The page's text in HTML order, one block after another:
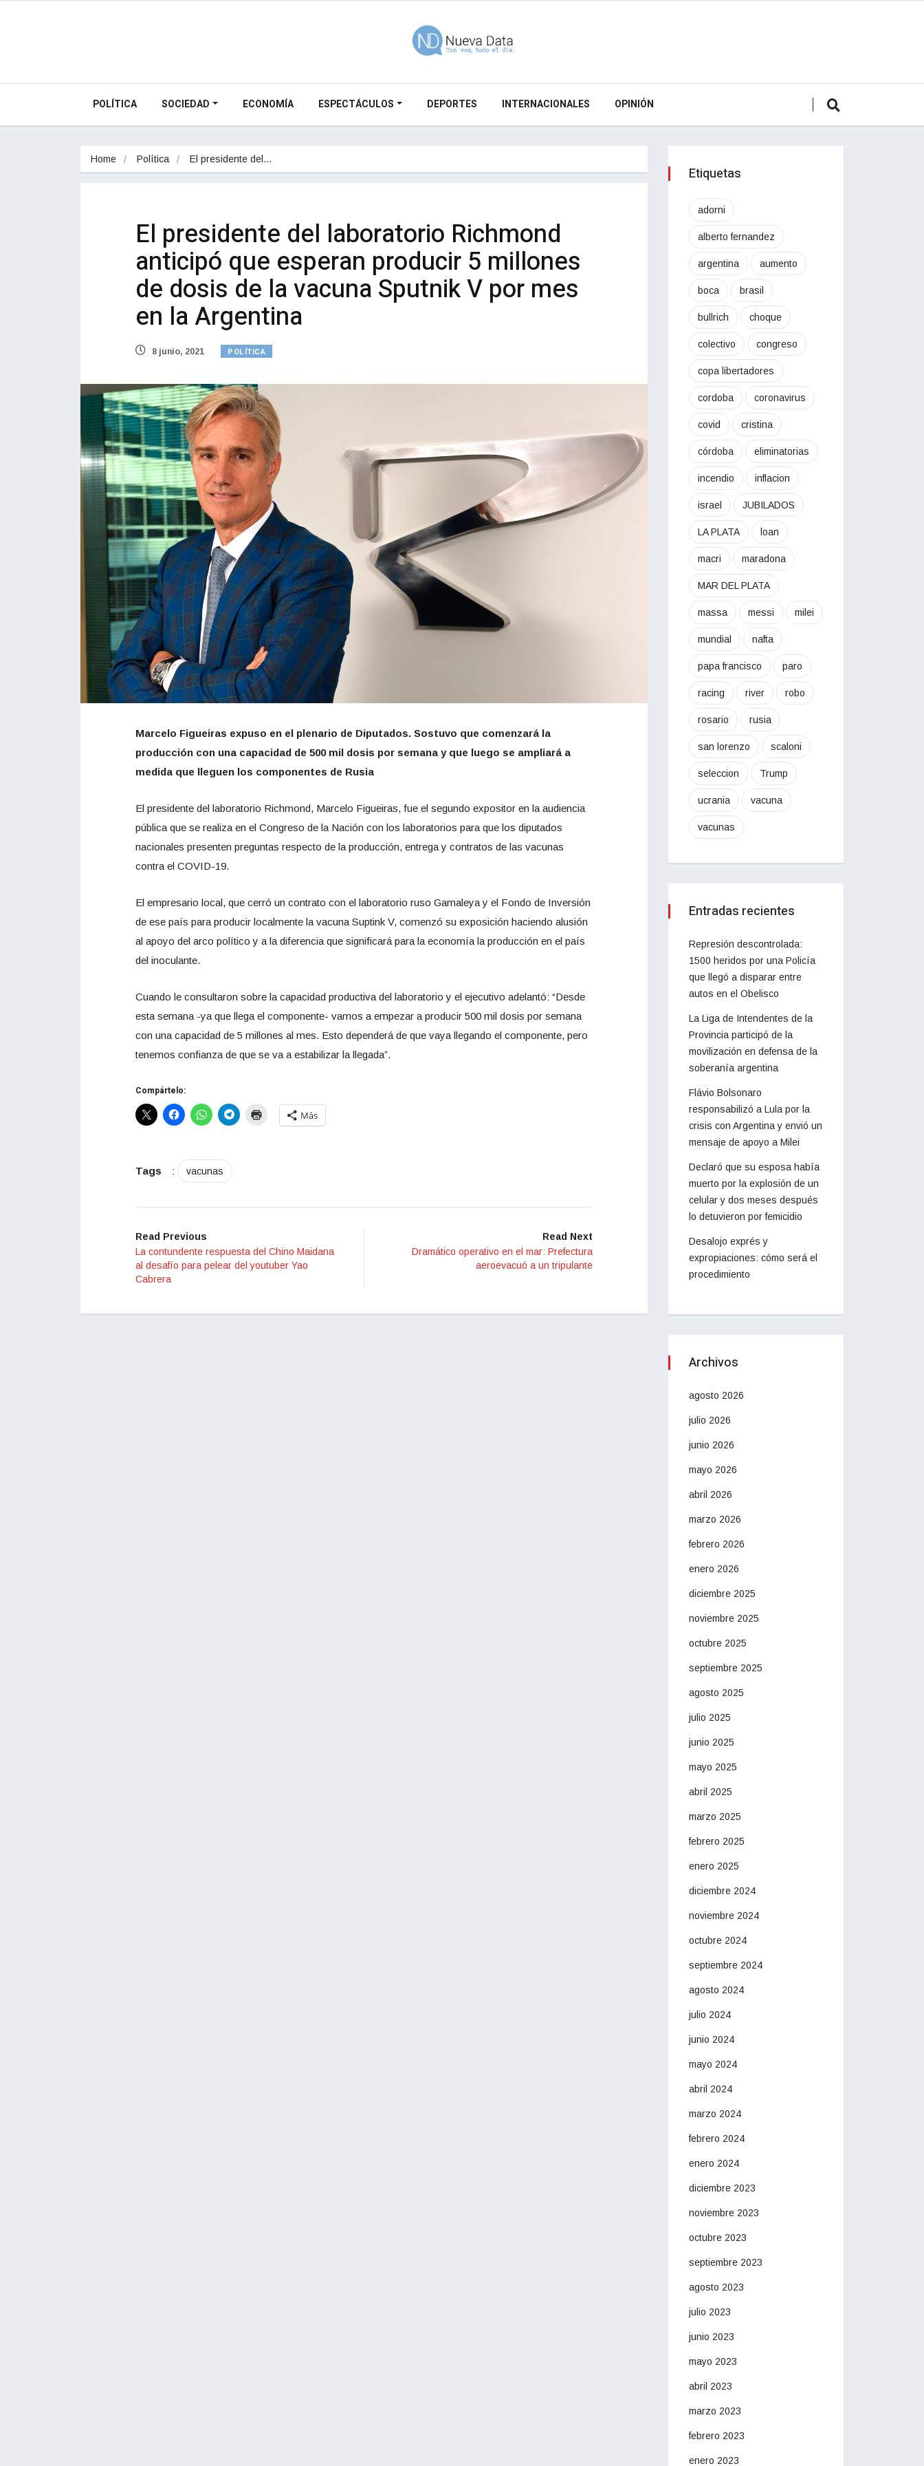
POLÍTICA SOCIEDAD ECONOMÍA ESPECTÁCULOS DEPORTES INTERNACIONALES OPINIÓN
Home Política El presidente del…
El presidente del laboratorio Richmond
anticipó que esperan producir 5 millones
de dosis de la vacuna Sputnik V por mes
en la Argentina
8 junio, 2021 POLÍTICA
Marcelo Figueiras expuso en el plenario de Diputados. Sostuvo que comenzará la
producción con una capacidad de 500 mil dosis por semana y que luego se ampliará a
medida que lleguen los componentes de Rusia
El presidente del laboratorio Richmond, Marcelo Figueiras, fue el segundo expositor en la audiencia
pública que se realiza en el Congreso de la Nación con los laboratorios para que los diputados
nacionales presenten preguntas respecto de la producción, entrega y contratos de las vacunas
contra el COVID-19.
El empresario local, que cerró un contrato con el laboratorio ruso Gamaleya y el Fondo de Inversión
de ese país para producir localmente la vacuna Suptink V, comenzó su exposición haciendo alusión
al apoyo del arco político y a la diferencia que significará para la economía la producción en el país
del inoculante.
Cuando le consultaron sobre la capacidad productiva del laboratorio y el ejecutivo adelantó: “Desde
esta semana -ya que llega el componente- vamos a empezar a producir 500 mil dosis por semana
con una capacidad de 5 millones al mes. Esto dependerá de que vaya llegando el componente, pero
tenemos confianza de que se va a estabilizar la llegada”.
Compártelo:
Más
Tags : vacunas
Read Previous
La contundente respuesta del Chino Maidana
al desafío para pelear del youtuber Yao
Cabrera
Read Next
Dramático operativo en el mar: Prefectura
aeroevacuó a un tripulante
Etiquetas
adorni
alberto fernandez
argentina aumento
boca brasil
bullrich choque
colectivo congreso
copa libertadores
cordoba coronavirus
covid cristina
córdoba eliminatorias
incendio inflacion
israel JUBILADOS
LA PLATA loan
macri maradona
MAR DEL PLATA
massa messi milei
mundial nafta
papa francisco paro
racing river robo
rosario rusia
san lorenzo scaloni
seleccion Trump
ucrania vacuna
vacunas
Entradas recientes
Represión descontrolada:
1500 heridos por una Policía
que llegó a disparar entre
autos en el Obelisco
La Liga de Intendentes de la
Provincia participó de la
movilización en defensa de la
soberanía argentina
Flávio Bolsonaro
responsabilizó a Lula por la
crisis con Argentina y envió un
mensaje de apoyo a Milei
Declaró que su esposa había
muerto por la explosión de un
celular y dos meses después
lo detuvieron por femicidio
Desalojo exprés y
expropiaciones: cómo será el
procedimiento
Archivos
agosto 2026
julio 2026
junio 2026
mayo 2026
abril 2026
marzo 2026
febrero 2026
enero 2026
diciembre 2025
noviembre 2025
octubre 2025
septiembre 2025
agosto 2025
julio 2025
junio 2025
mayo 2025
abril 2025
marzo 2025
febrero 2025
enero 2025
diciembre 2024
noviembre 2024
octubre 2024
septiembre 2024
agosto 2024
julio 2024
junio 2024
mayo 2024
abril 2024
marzo 2024
febrero 2024
enero 2024
diciembre 2023
noviembre 2023
octubre 2023
septiembre 2023
agosto 2023
julio 2023
junio 2023
mayo 2023
abril 2023
marzo 2023
febrero 2023
enero 2023